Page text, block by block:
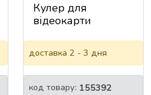
Кулер для
відеокарти
для ATI / NVIDIA 3-
pin, RPM
3200&plusmn;10%,
BOX
доставка 2 - 3 дня
код товару: 155392